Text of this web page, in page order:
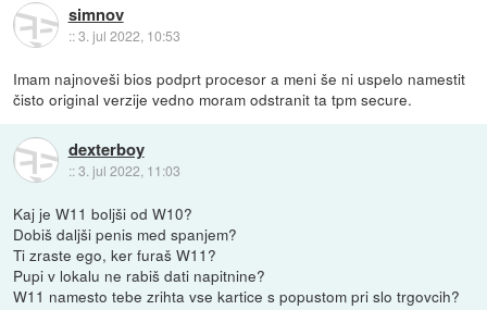
simnov
::3. jul 2022, 10:53
Imam najnoveši bios podprt procesor a meni še ni uspelo namestit
čisto original verzije vedno moram odstranit ta tpm secure.
dexterboy
::3. jul 2022, 11:03
Kaj je W11 boljši od W10?
Dobiš daljši penis med spanjem?
Ti zraste ego, ker furaš W11?
Pupi v lokalu ne rabiš dati napitnine?
W11 namesto tebe zrihta vse kartice s popustom pri slo trgovcih?